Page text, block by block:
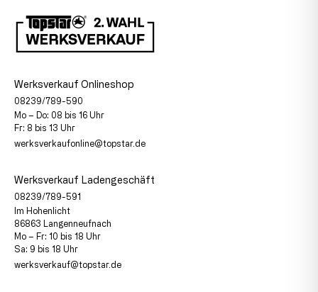
Werksverkauf Onlineshop
08239/789-590
Mo – Do: 08 bis 16 Uhr
Fr: 8 bis 13 Uhr
werksverkaufonline@topstar.de
Werksverkauf Ladengeschäft
08239/789-591
Im Hohenlicht
86863 Langenneufnach
Mo – Fr: 10 bis 18 Uhr
Sa: 9 bis 18 Uhr
werksverkauf@topstar.de